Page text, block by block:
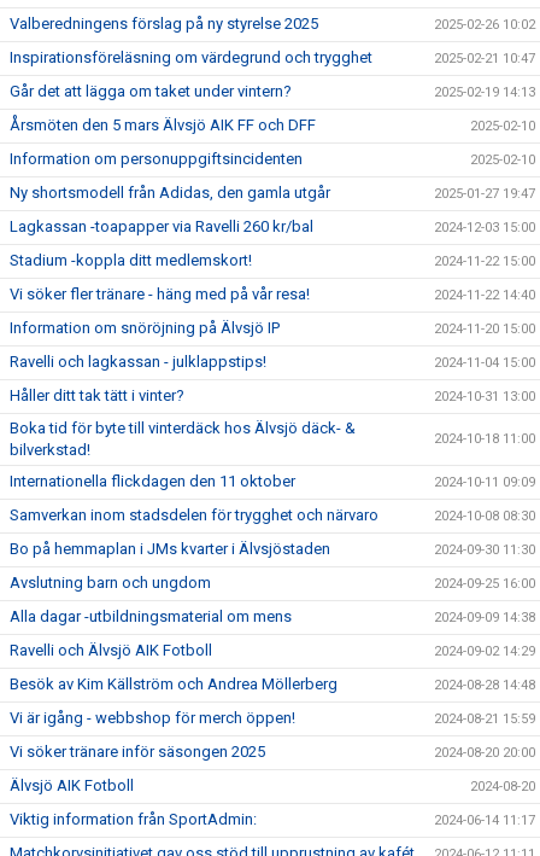
Valberedningens förslag på ny styrelse 2025 2025-02-26 10:02
Inspirationsföreläsning om värdegrund och trygghet 2025-02-21 10:47
Går det att lägga om taket under vintern? 2025-02-19 14:13
Årsmöten den 5 mars Älvsjö AIK FF och DFF 2025-02-10
Information om personuppgiftsincidenten 2025-02-10
Ny shortsmodell från Adidas, den gamla utgår 2025-01-27 19:47
Lagkassan -toapapper via Ravelli 260 kr/bal 2024-12-03 15:00
Stadium -koppla ditt medlemskort! 2024-11-22 15:00
Vi söker fler tränare - häng med på vår resa! 2024-11-22 14:40
Information om snöröjning på Älvsjö IP 2024-11-20 15:00
Ravelli och lagkassan - julklappstips! 2024-11-04 15:00
Håller ditt tak tätt i vinter? 2024-10-31 13:00
Boka tid för byte till vinterdäck hos Älvsjö däck- &
bilverkstad!
2024-10-18 11:00
Internationella flickdagen den 11 oktober 2024-10-11 09:09
Samverkan inom stadsdelen för trygghet och närvaro 2024-10-08 08:30
Bo på hemmaplan i JMs kvarter i Älvsjöstaden 2024-09-30 11:30
Avslutning barn och ungdom 2024-09-25 16:00
Alla dagar -utbildningsmaterial om mens 2024-09-09 14:38
Ravelli och Älvsjö AIK Fotboll 2024-09-02 14:29
Besök av Kim Källström och Andrea Möllerberg 2024-08-28 14:48
Vi är igång - webbshop för merch öppen! 2024-08-21 15:59
Vi söker tränare inför säsongen 2025 2024-08-20 20:00
Älvsjö AIK Fotboll 2024-08-20
Viktig information från SportAdmin: 2024-06-14 11:17